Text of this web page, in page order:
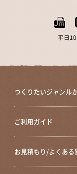
平日
つくりたいジャンル
ご利用ガイド
お見積もり/よくある